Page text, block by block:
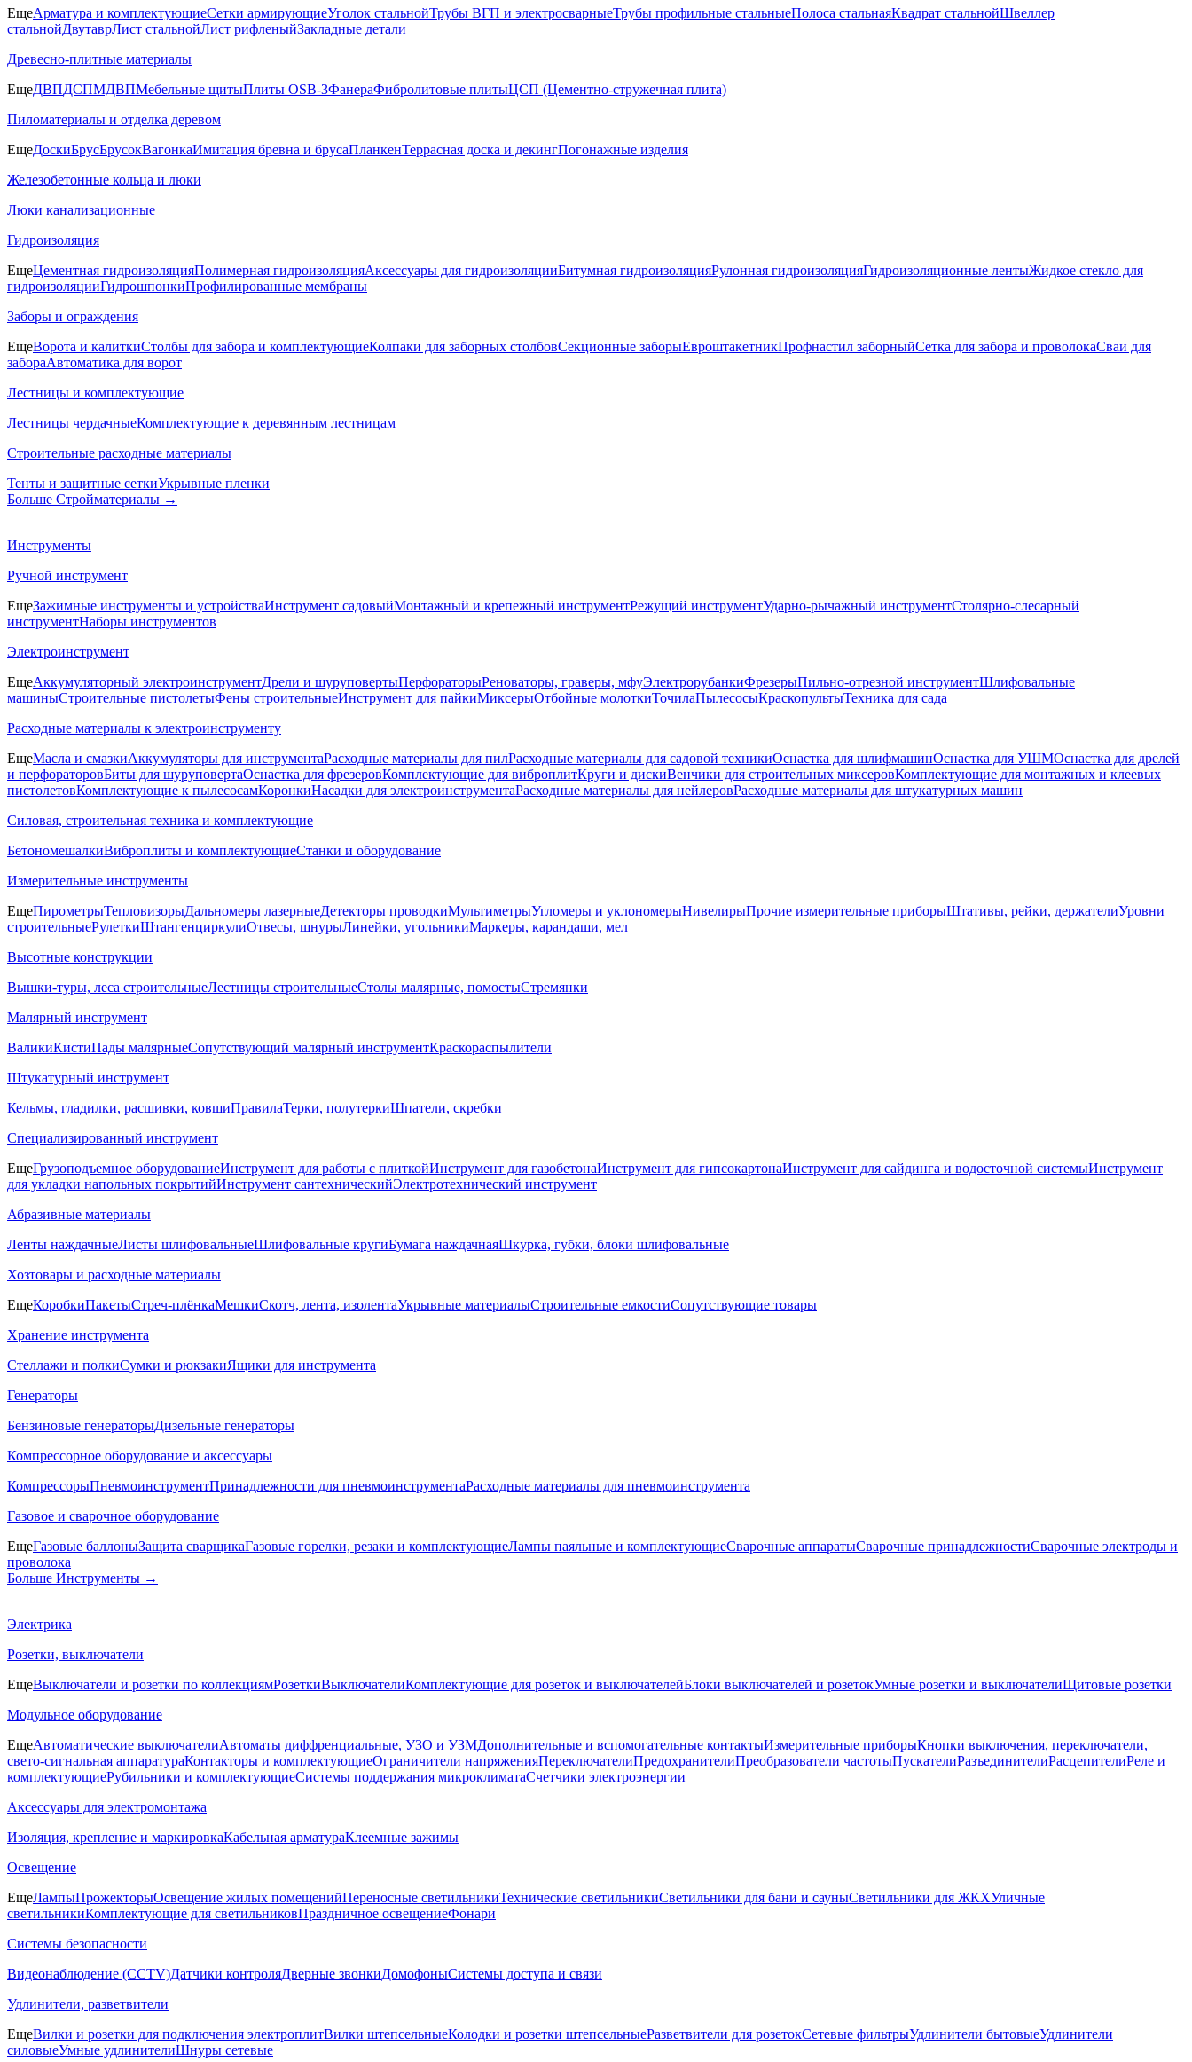
ЕщеАрматура и комплектующиеСетки армирующиеУголок стальнойТрубы ВГП и электросварныеТрубы профильные стальныеПолоса стальнаяКвадрат стальнойШвеллер
стальнойДвутаврЛист стальнойЛист рифленыйЗакладные детали
Древесно-плитные материалы
ЕщеДВПДСПМДВПМебельные щитыПлиты OSB-3ФанераФибролитовые плитыЦСП (Цементно-стружечная плита)
Пиломатериалы и отделка деревом
ЕщеДоскиБрусБрусокВагонкаИмитация бревна и брусаПланкенТеррасная доска и декингПогонажные изделия
Железобетонные кольца и люки
Люки канализационные
Гидроизоляция
ЕщеЦементная гидроизоляцияПолимерная гидроизоляцияАксессуары для гидроизоляцииБитумная гидроизоляцияРулонная гидроизоляцияГидроизоляционные лентыЖидкое стекло для
гидроизоляцииГидрошпонкиПрофилированные мембраны
Заборы и ограждения
ЕщеВорота и калиткиСтолбы для забора и комплектующиеКолпаки для заборных столбовСекционные заборыЕвроштакетникПрофнастил заборныйСетка для забора и проволокаСваи для
забораАвтоматика для ворот
Лестницы и комплектующие
Лестницы чердачныеКомплектующие к деревянным лестницам
Строительные расходные материалы
Тенты и защитные сеткиУкрывные пленки
Больше Стройматериалы →
Инструменты
Ручной инструмент
ЕщеЗажимные инструменты и устройстваИнструмент садовыйМонтажный и крепежный инструментРежущий инструментУдарно-рычажный инструментСтолярно-слесарный
инструментНаборы инструментов
Электроинструмент
ЕщеАккумуляторный электроинструментДрели и шуруповертыПерфораторыРеноваторы, граверы, мфуЭлектрорубанкиФрезерыПильно-отрезной инструментШлифовальные
машиныСтроительные пистолетыФены строительныеИнструмент для пайкиМиксерыОтбойные молоткиТочилаПылесосыКраскопультыТехника для сада
Расходные материалы к электроинструменту
ЕщеМасла и смазкиАккумуляторы для инструментаРасходные материалы для пилРасходные материалы для садовой техникиОснастка для шлифмашинОснастка для УШМОснастка для дрелей
и перфораторовБиты для шуруповертаОснастка для фрезеровКомплектующие для виброплитКруги и дискиВенчики для строительных миксеровКомплектующие для монтажных и клеевых
пистолетовКомплектующие к пылесосамКоронкиНасадки для электроинструментаРасходные материалы для нейлеровРасходные материалы для штукатурных машин
Силовая, строительная техника и комплектующие
БетономешалкиВиброплиты и комплектующиеСтанки и оборудование
Измерительные инструменты
ЕщеПирометрыТепловизорыДальномеры лазерныеДетекторы проводкиМультиметрыУгломеры и уклономерыНивелирыПрочие измерительные приборыШтативы, рейки, держателиУровни
строительныеРулеткиШтангенциркулиОтвесы, шнурыЛинейки, угольникиМаркеры, карандаши, мел
Высотные конструкции
Вышки-туры, леса строительныеЛестницы строительныеСтолы малярные, помостыСтремянки
Малярный инструмент
ВаликиКистиПады малярныеСопутствующий малярный инструментКраскораспылители
Штукатурный инструмент
Кельмы, гладилки, расшивки, ковшиПравилаТерки, полутеркиШпатели, скребки
Специализированный инструмент
ЕщеГрузоподъемное оборудованиеИнструмент для работы с плиткойИнструмент для газобетонаИнструмент для гипсокартонаИнструмент для сайдинга и водосточной системыИнструмент
для укладки напольных покрытийИнструмент сантехническийЭлектротехнический инструмент
Абразивные материалы
Ленты наждачныеЛисты шлифовальныеШлифовальные кругиБумага наждачнаяШкурка, губки, блоки шлифовальные
Хозтовары и расходные материалы
ЕщеКоробкиПакетыСтреч-плёнкаМешкиСкотч, лента, изолентаУкрывные материалыСтроительные емкостиСопутствующие товары
Хранение инструмента
Стеллажи и полкиСумки и рюкзакиЯщики для инструмента
Генераторы
Бензиновые генераторыДизельные генераторы
Компрессорное оборудование и аксессуары
КомпрессорыПневмоинструментПринадлежности для пневмоинструментаРасходные материалы для пневмоинструмента
Газовое и сварочное оборудование
ЕщеГазовые баллоныЗащита сварщикаГазовые горелки, резаки и комплектующиеЛампы паяльные и комплектующиеСварочные аппаратыСварочные принадлежностиСварочные электроды и
проволока
Больше Инструменты →
Электрика
Розетки, выключатели
ЕщеВыключатели и розетки по коллекциямРозеткиВыключателиКомплектующие для розеток и выключателейБлоки выключателей и розетокУмные розетки и выключателиЩитовые розетки
Модульное оборудование
ЕщеАвтоматические выключателиАвтоматы диффренциальные, УЗО и УЗМДополнительные и вспомогательные контактыИзмерительные приборыКнопки выключения, переключатели,
свето-сигнальная аппаратураКонтакторы и комплектующиеОграничители напряженияПереключателиПредохранителиПреобразователи частотыПускателиРазъединителиРасцепителиРеле и
комплектующиеРубильники и комплектующиеСистемы поддержания микроклиматаСчетчики электроэнергии
Аксессуары для электромонтажа
Изоляция, крепление и маркировкаКабельная арматураКлеемные зажимы
Освещение
ЕщеЛампыПрожекторыОсвещение жилых помещенийПереносные светильникиТехнические светильникиСветильники для бани и сауныСветильники для ЖКХУличные
светильникиКомплектующие для светильниковПраздничное освещениеФонари
Системы безопасности
Видеонаблюдение (CCTV)Датчики контроляДверные звонкиДомофоныСистемы доступа и связи
Удлинители, разветвители
ЕщеВилки и розетки для подключения электроплитВилки штепсельныеКолодки и розетки штепсельныеРазветвители для розетокСетевые фильтрыУдлинители бытовыеУдлинители
силовыеУмные удлинителиШнуры сетевые